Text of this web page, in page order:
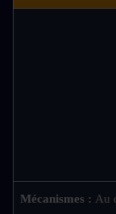
Mécanismes : Au